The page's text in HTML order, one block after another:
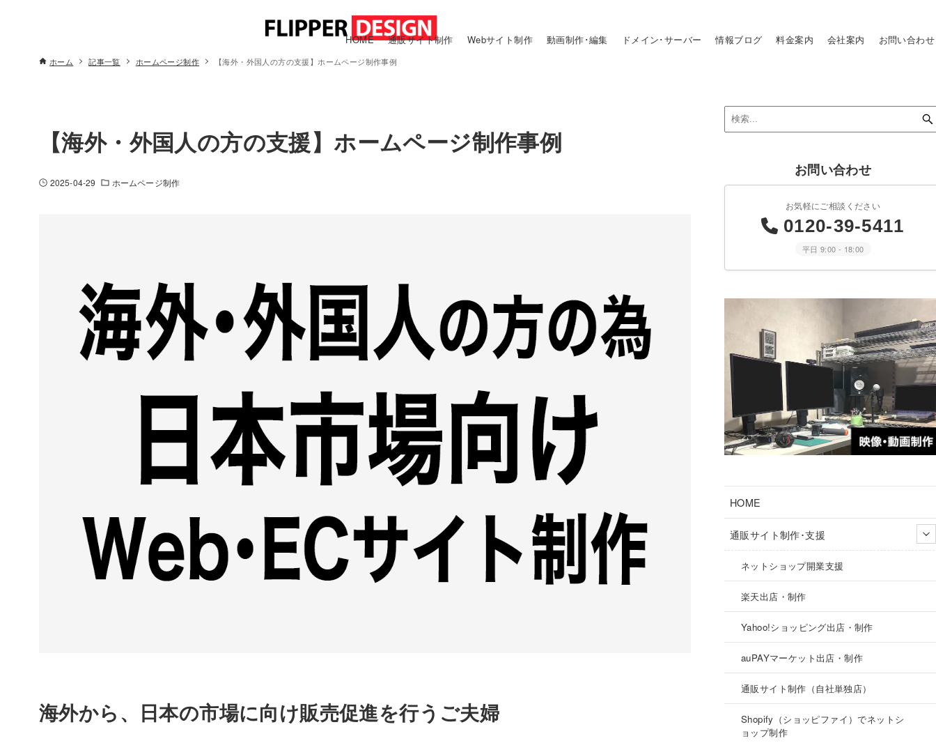
HOME 通販サイト制作 Webサイト制作 動画制作･編集 ドメイン･サーバー 情報ブログ 料金案内 会社案内 お問い合わせ
ホーム 記事一覧 ホームページ制作 【海外・外国人の方の支援】ホームページ制作事例
【海外・外国人の方の支援】ホームページ制作事例
2025-04-29 ホームページ制作
海外から、日本の市場に向け販売促進を行うご夫婦
お問い合わせ
お気軽にご相談ください
0120-39-5411
平日 9:00 - 18:00
HOME
通販サイト制作･支援
ネットショップ開業支援
楽天出店・制作
Yahoo!ショッピング出店・制作
auPAYマーケット出店・制作
通販サイト制作（自社単独店）
Shopify（ショッピファイ）でネットシ
ョップ制作